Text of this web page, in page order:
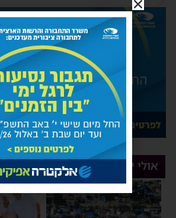
אולי יעניין אותך